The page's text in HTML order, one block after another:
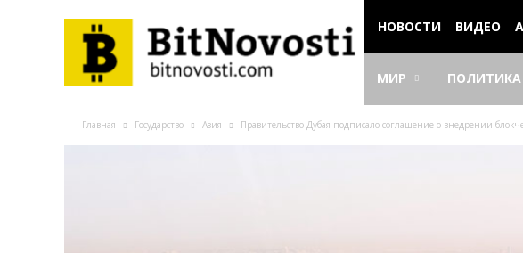
НОВОСТИ ВИДЕО
МИР ПОЛИТИКА
Главная Государство Азия Правительство Дубая подписало соглашение о внедрении